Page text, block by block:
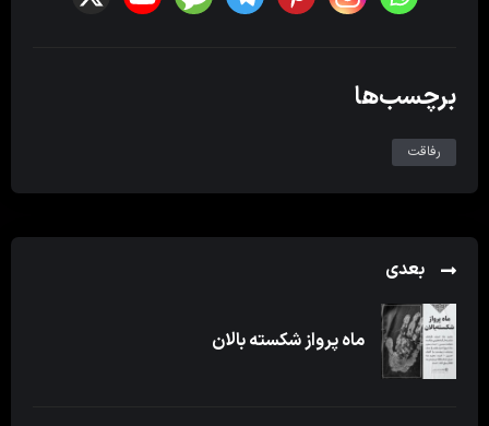
برچسب‌ها
رفاقت
بعدی
ماه پرواز شکسته بالان